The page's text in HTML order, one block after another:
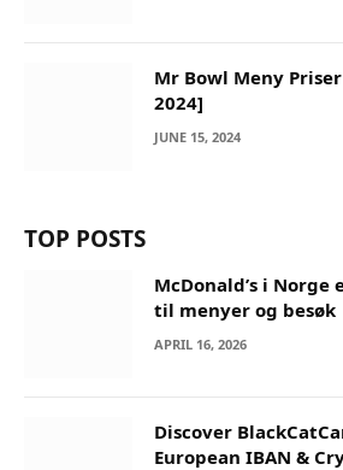
Mr Bowl Meny
2024]
JUNE 15, 2024
TOP POSTS
McDonald’s i
til menyer og besøk
APRIL 16, 2026
Discover
European IBAN &